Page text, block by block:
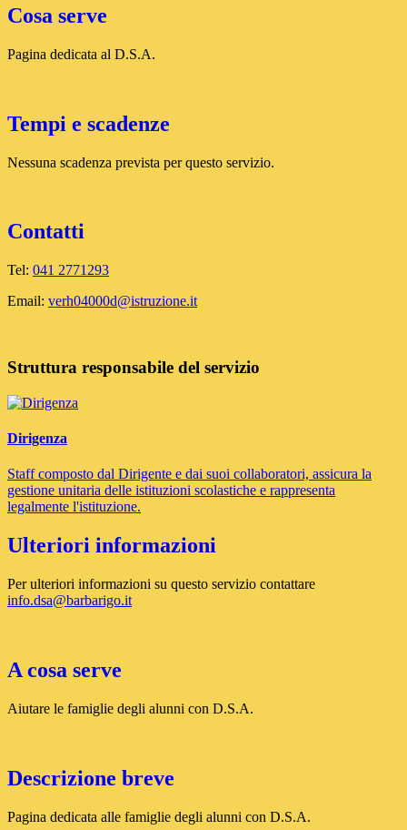
Cosa serve
Pagina dedicata al D.S.A.
Tempi e scadenze
Nessuna scadenza prevista per questo servizio.
Contatti
Tel: 041 2771293
Email: verh04000d@istruzione.it
Struttura responsabile del servizio
Dirigenza
Staff composto dal Dirigente e dai suoi collaboratori, assicura la
gestione unitaria delle istituzioni scolastiche e rappresenta
legalmente l'istituzione.
Ulteriori informazioni
Per ulteriori informazioni su questo servizio contattare
info.dsa@barbarigo.it
A cosa serve
Aiutare le famiglie degli alunni con D.S.A.
Descrizione breve
Pagina dedicata alle famiglie degli alunni con D.S.A.